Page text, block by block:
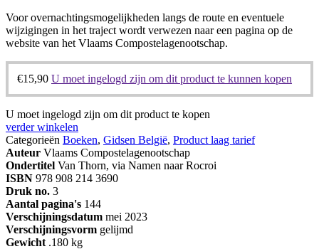
Voor overnachtingsmogelijkheden langs de route en eventuele
wijzigingen in het traject wordt verwezen naar een pagina op de
website van het Vlaams Compostelagenootschap.
€15,90 U moet ingelogd zijn om dit product te kunnen kopen
U moet ingelogd zijn om dit product te kopen
verder winkelen
Categorieën Boeken, Gidsen België, Product laag tarief
Auteur Vlaams Compostelagenootschap
Ondertitel Van Thorn, via Namen naar Rocroi
ISBN 978 908 214 3690
Druk no. 3
Aantal pagina's 144
Verschijningsdatum mei 2023
Verschijningsvorm gelijmd
Gewicht .180 kg